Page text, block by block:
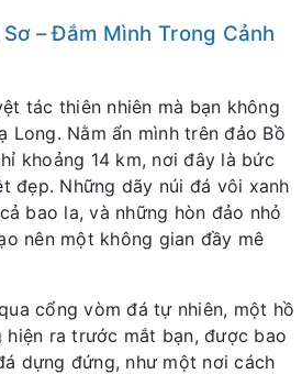
– Đắm Mình Trong Cảnh
tác thiên nhiên mà bạn không
Long. Nằm ẩn mình trên đảo Bồ
khoảng 14 km, nơi đây là bức
đẹp. Những dãy núi đá vôi xanh
bao la, và những hòn đảo nhỏ
nên một không gian đầy mê
cổng vòm đá tự nhiên, một hồ
hiện ra trước mắt bạn, được bao
dựng đứng, như một nơi cách